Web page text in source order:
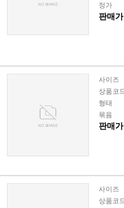
정가
판매
사이즈
상품코
형태
묶음
판매
사이즈
상품코